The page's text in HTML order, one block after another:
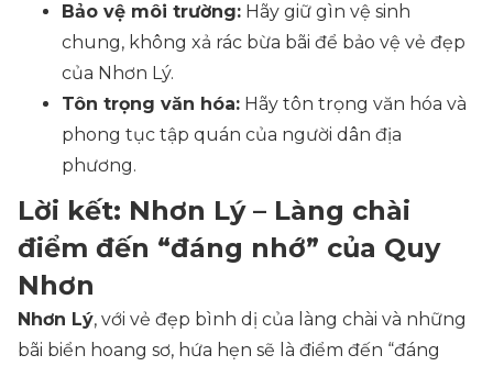
Bảo vệ môi trường: Hãy giữ gìn vệ sinh
chung, không xả rác bừa bãi để bảo vệ vẻ đẹp
của Nhơn Lý.
Tôn trọng văn hóa: Hãy tôn trọng văn hóa và
phong tục tập quán của người dân địa
phương.
Lời kết: Nhơn Lý – Làng chài
điểm đến “đáng nhớ” của Quy
Nhơn
Nhơn Lý, với vẻ đẹp bình dị của làng chài và những
bãi biển hoang sơ, hứa hẹn sẽ là điểm đến “đáng